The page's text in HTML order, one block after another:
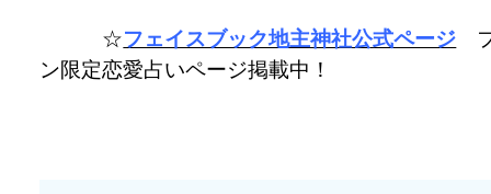
☆フェイスブック地主神社公式ページ
ン限定恋愛占いページ掲載中！